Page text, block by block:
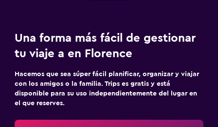
Una forma más fácil de gestionar
tu viaje a en Florence
Hacemos que sea súper fácil planificar, organizar y viajar
con los amigos o la familia. Trips es gratis y está
disponible para su uso independientemente del lugar en
el que reserves.